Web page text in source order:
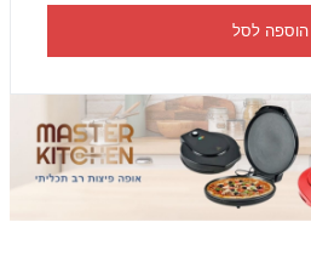
הוספה לסל